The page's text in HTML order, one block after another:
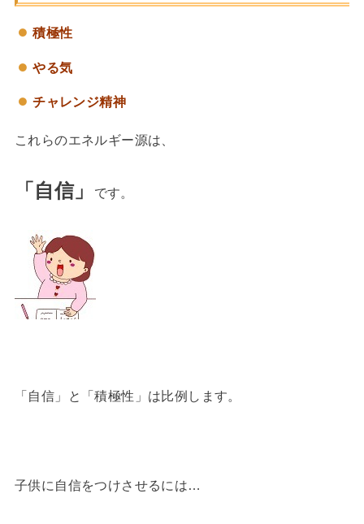
積極性
やる気
チャレンジ精神
これらのエネルギー源は、
「自信」 です。
「自信」と「積極性」は比例します。
子供に自信をつけさせるには…